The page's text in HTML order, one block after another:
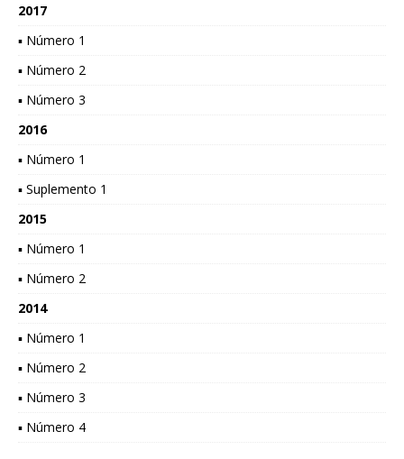
2017
▪ Número 1
▪ Número 2
▪ Número 3
2016
▪ Número 1
▪ Suplemento 1
2015
▪ Número 1
▪ Número 2
2014
▪ Número 1
▪ Número 2
▪ Número 3
▪ Número 4